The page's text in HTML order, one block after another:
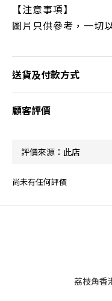
【注意事項】
圖片只供參考，一切
送貨及付款方式
顧客評價
尚未有任何評價
荔枝角香